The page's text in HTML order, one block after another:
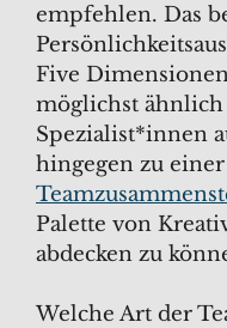
empfehlen. Das
Five
möglichst ähnlich
Spezialist*innen
hingegen zu einer
Palette von
abdecken zu
Welche Art der